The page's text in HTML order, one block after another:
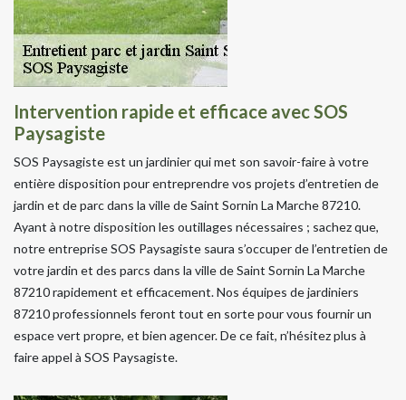
Intervention rapide et efficace avec SOS
Paysagiste
SOS Paysagiste est un jardinier qui met son savoir-faire à votre
entière disposition pour entreprendre vos projets d’entretien de
jardin et de parc dans la ville de Saint Sornin La Marche 87210.
Ayant à notre disposition les outillages nécessaires ; sachez que,
notre entreprise SOS Paysagiste saura s’occuper de l’entretien de
votre jardin et des parcs dans la ville de Saint Sornin La Marche
87210 rapidement et efficacement. Nos équipes de jardiniers
87210 professionnels feront tout en sorte pour vous fournir un
espace vert propre, et bien agencer. De ce fait, n’hésitez plus à
faire appel à SOS Paysagiste.